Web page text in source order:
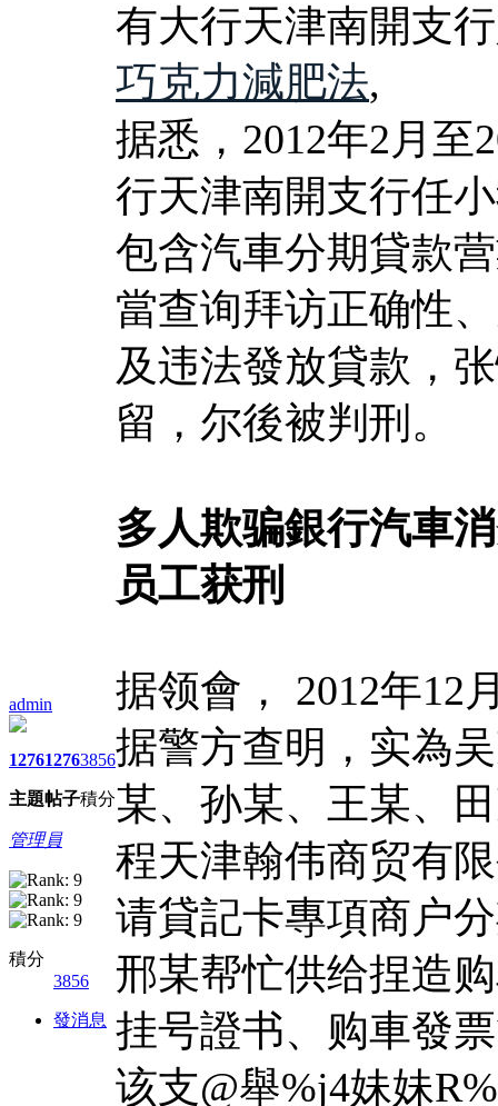
admin
1276
主題
1276
帖子
3856
積分
管理員
積分
3856
發消息
有大行天津南開支
巧克力減肥法,
据悉，2012年2月至
行天津南開支行任
包含汽車分期貸款
當查询拜访正确性
及违法發放貸款，
留，尔後被判刑。
多人欺骗銀行汽車
员工获刑
据领會， 2012年12
据警方查明，实為
某、孙某、王某、
程天津翰伟商贸有
请貸記卡專項商户
邢某帮忙供给捏造
挂号證书、购車發
该支@舉%j4妹妹